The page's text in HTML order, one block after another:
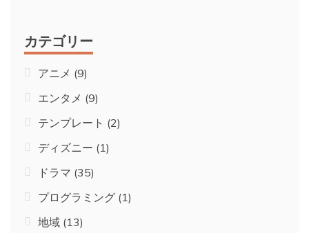
カテゴリー
アニメ (9)
エンタメ (9)
テンプレート (2)
ディズニー (1)
ドラマ (35)
プログラミング (1)
地域 (13)